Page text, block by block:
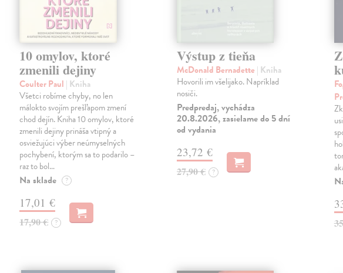
10 omylov, ktoré
zmenili dejiny
Coulter Paul | Kniha
Všetci robíme chyby, no len
málokto svojím prešľapom zmení
chod dejín. Kniha 10 omylov, ktoré
zmenili dejiny prináša vtipný a
osviežujúci výber neúmyselných
pochybení, ktorým sa to podarilo –
raz to bol…
Na sklade ?
17,01 €
17,90 € ?
Výstup z tieňa
McDonald Bernadette | Kniha
Hovorili im všelijako. Napríklad
nosiči.
Predpredaj, vychádza
20.8.2026, zasielame do 5 dní
od vydania
23,72 €
27,90 € ?